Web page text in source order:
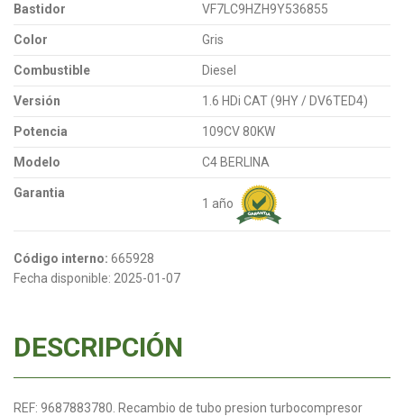
Bastidor VF7LC9HZH9Y536855
Color Gris
Combustible Diesel
Versión 1.6 HDi CAT (9HY / DV6TED4)
Potencia 109CV 80KW
Modelo C4 BERLINA
Garantia
1 año
Código interno: 665928
Fecha disponible: 2025-01-07
DESCRIPCIÓN
REF: 9687883780. Recambio de tubo presion turbocompresor